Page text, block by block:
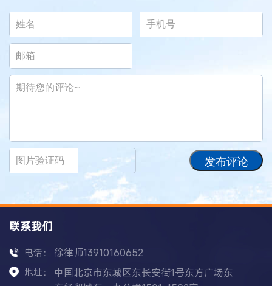
发布评论
联系我们
电话： 徐律师13910160652
地址：
中国北京市东城区东长安街1号东方广场东